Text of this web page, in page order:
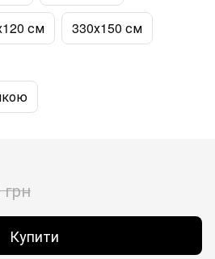
см 330х150 см
Купити